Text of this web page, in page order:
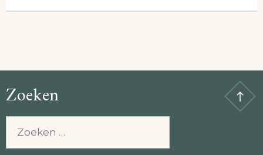
Zoeken